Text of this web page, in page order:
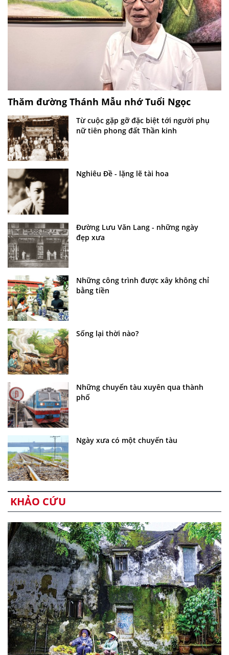
Thăm đường Thánh Mẫu nhớ Tuổi Ngọc
Từ cuộc gặp gỡ đặc biệt tới người phụ
nữ tiên phong đất Thần kinh
Nghiêu Đề - lặng lẽ tài hoa
Đường Lưu Văn Lang - những ngày
đẹp xưa
Những công trình được xây không chỉ
bằng tiền
Sống lại thời nào?
Những chuyến tàu xuyên qua thành
phố
Ngày xưa có một chuyến tàu
KHẢO CỨU